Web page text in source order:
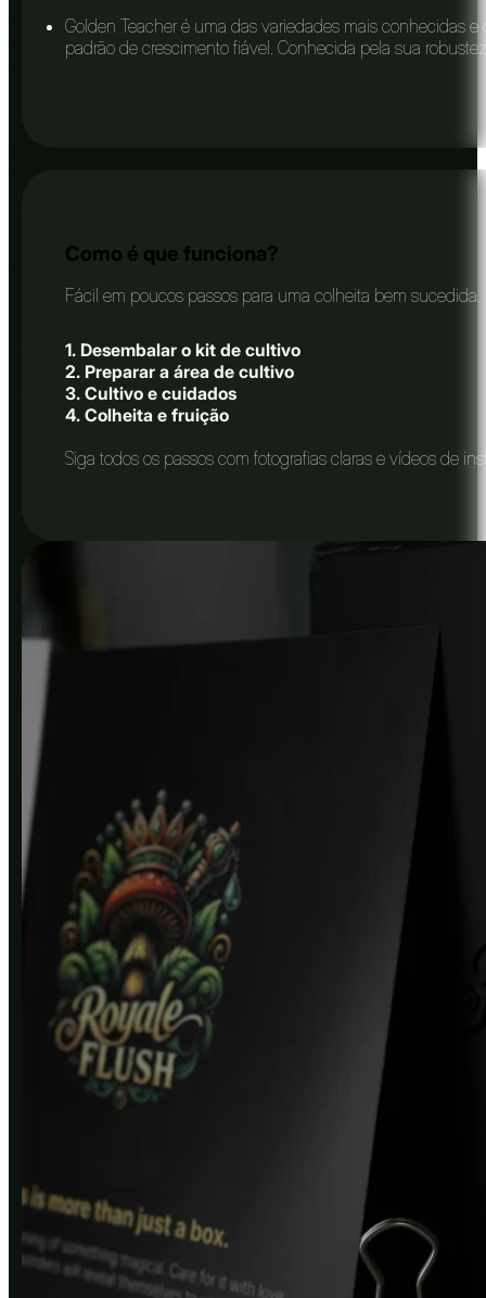
Golden Teacher é uma das variedades mais conhecidas
padrão de crescimento fiável. Conhecida pela sua
Como é que funciona?
Fácil em poucos passos para uma colheita bem sucedida.
1. Desembalar o kit de cultivo
2. Preparar a área de cultivo
3. Cultivo e cuidados
4. Colheita e fruição
Siga todos os passos com fotografias claras e vídeos de